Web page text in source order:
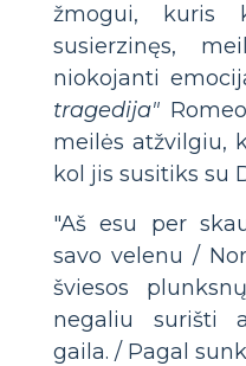
žmogui, kuris
susierzinęs,
niokojanti
tragedija"
meilės atžvilgiu,
kol jis susitiks su
"Aš esu per
savo velenu /
šviesos
negaliu surišti
gaila. / Pagal